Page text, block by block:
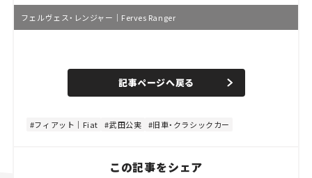
フェルヴェス・レンジャー｜Ferves Ranger
n
e
d
0
%
記事ページへ戻る
フィアット｜Fiat 武田公実 旧車・クラシックカー
この記事をシェア